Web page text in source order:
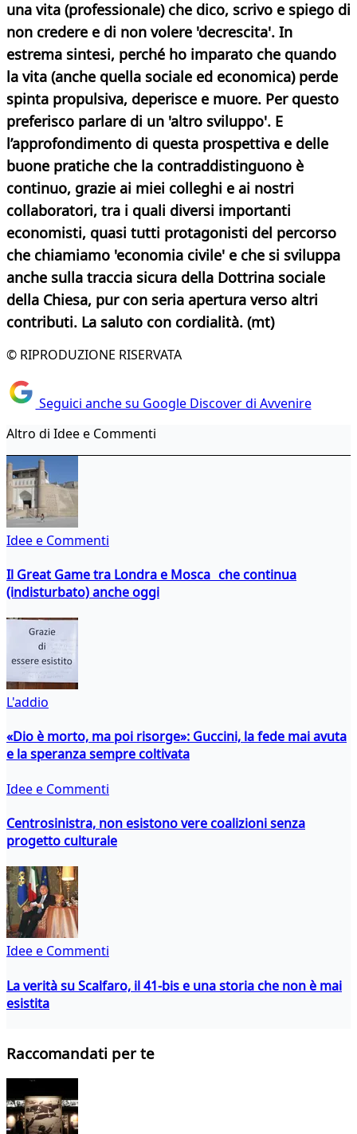
una vita (professionale) che dico, scrivo e spiego di
non credere e di non volere 'decrescita'. In
estrema sintesi, perché ho imparato che quando
la vita (anche quella sociale ed economica) perde
spinta propulsiva, deperisce e muore. Per questo
preferisco parlare di un 'altro sviluppo'. E
l’approfondimento di questa prospettiva e delle
buone pratiche che la contraddistinguono è
continuo, grazie ai miei colleghi e ai nostri
collaboratori, tra i quali diversi importanti
economisti, quasi tutti protagonisti del percorso
che chiamiamo 'economia civile' e che si sviluppa
anche sulla traccia sicura della Dottrina sociale
della Chiesa, pur con seria apertura verso altri
contributi. La saluto con cordialità. (mt)
© RIPRODUZIONE RISERVATA
Seguici anche su Google Discover di Avvenire
Altro di Idee e Commenti
Idee e Commenti
Il Great Game tra Londra e Mosca che continua
(indisturbato) anche oggi
L'addio
«Dio è morto, ma poi risorge»: Guccini, la fede mai avuta
e la speranza sempre coltivata
Idee e Commenti
Centrosinistra, non esistono vere coalizioni senza
progetto culturale
Idee e Commenti
La verità su Scalfaro, il 41-bis e una storia che non è mai
esistita
Raccomandati per te